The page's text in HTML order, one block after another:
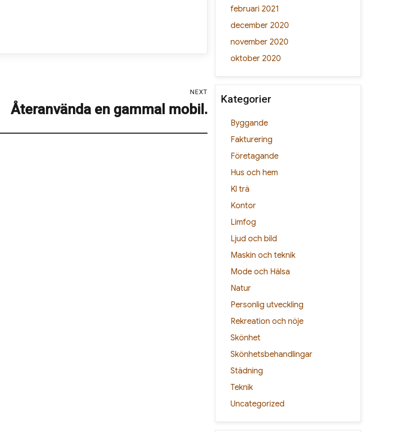
NEXT
NextÅteranvända en gammal mobil.
februari 2021
december 2020
november 2020
oktober 2020
Kategorier
Byggande
Fakturering
Företagande
Hus och hem
Kl trä
Kontor
Limfog
Ljud och bild
Maskin och teknik
Mode och Hälsa
Natur
Personlig utveckling
Rekreation och nöje
Skönhet
Skönhetsbehandlingar
Städning
Teknik
Uncategorized